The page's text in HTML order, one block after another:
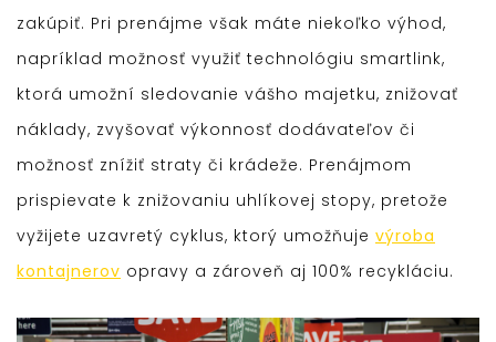
zakúpiť. Pri prenájme však máte niekoľko výhod,
napríklad možnosť využiť technológiu smartlink,
ktorá umožní sledovanie vášho majetku, znižovať
náklady, zvyšovať výkonnosť dodávateľov či
možnosť znížiť straty či krádeže. Prenájmom
prispievate k znižovaniu uhlíkovej stopy, pretože
vyžijete uzavretý cyklus, ktorý umožňuje výroba
kontajnerov opravy a zároveň aj 100% recykláciu.